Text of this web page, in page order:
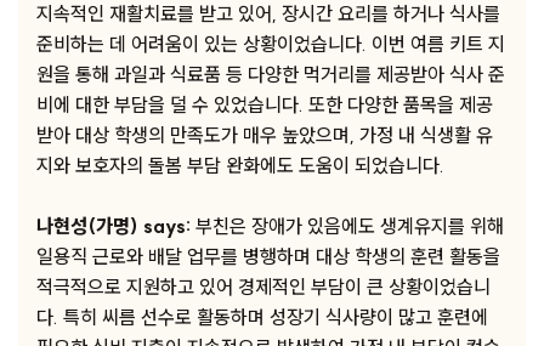
지속적인 재활치료를 받고 있어, 장시간 요리를 하거나 식사를
준비하는 데 어려움이 있는 상황이었습니다. 이번 여름 키트 지
원을 통해 과일과 식료품 등 다양한 먹거리를 제공받아 식사 준
비에 대한 부담을 덜 수 있었습니다. 또한 다양한 품목을 제공
받아 대상 학생의 만족도가 매우 높았으며, 가정 내 식생활 유
지와 보호자의 돌봄 부담 완화에도 도움이 되었습니다.
나현성(가명) says: 부친은 장애가 있음에도 생계유지를 위해
일용직 근로와 배달 업무를 병행하며 대상 학생의 훈련 활동을
적극적으로 지원하고 있어 경제적인 부담이 큰 상황이었습니
다. 특히 씨름 선수로 활동하며 성장기 식사량이 많고 훈련에